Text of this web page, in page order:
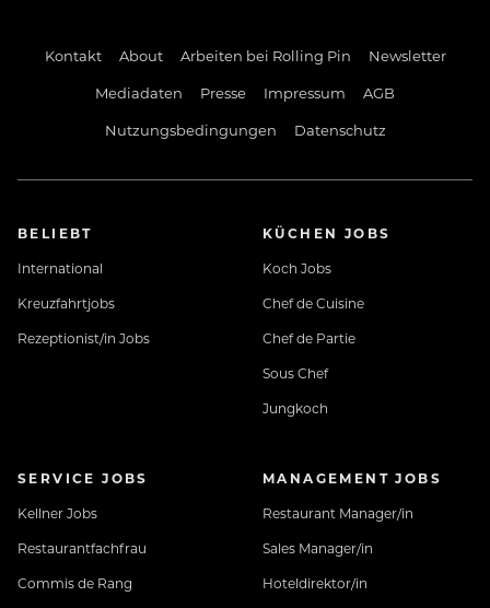
Kontakt About Arbeiten bei Rolling Pin
Newsletter
Mediadaten
Presse Impressum
AGB
Nutzungsbedingungen
Datenschutz
BELIEBT
International
Kreuzfahrtjobs
Rezeptionist/in Jobs
KÜCHEN JOBS
Koch Jobs
Chef de Cuisine
Chef de Partie
Sous Chef
Jungkoch
SERVICE JOBS
Kellner Jobs
Restaurantfachfrau
Commis de Rang
MANAGEMENT JOBS
Restaurant Manager/in
Sales Manager/in
Hoteldirektor/in